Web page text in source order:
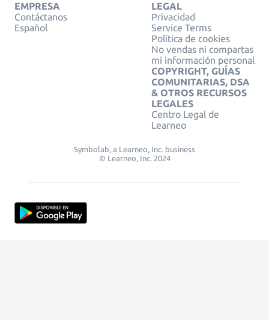
EMPRESA
Contáctanos
Español
LEGAL
Privacidad
Service Terms
Política de cookies
No vendas ni compartas
mi información personal
COPYRIGHT, GUÍAS
COMUNITARIAS, DSA
& OTROS RECURSOS
LEGALES
Centro Legal de
Learneo
Symbolab, a Learneo, Inc. business
© Learneo, Inc. 2024